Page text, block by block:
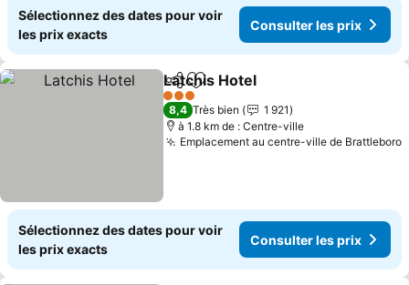
Sélectionnez des dates pour voir
les prix exacts
Consulter les prix
PartagerAjouter à mes favoris
Latchis Hotel
3 Étoiles
8,4 Très bien
1 921
à 1.8 km de : Centre-ville
Emplacement au centre-ville de Brattleboro
Sélectionnez des dates pour voir
les prix exacts
Consulter les prix